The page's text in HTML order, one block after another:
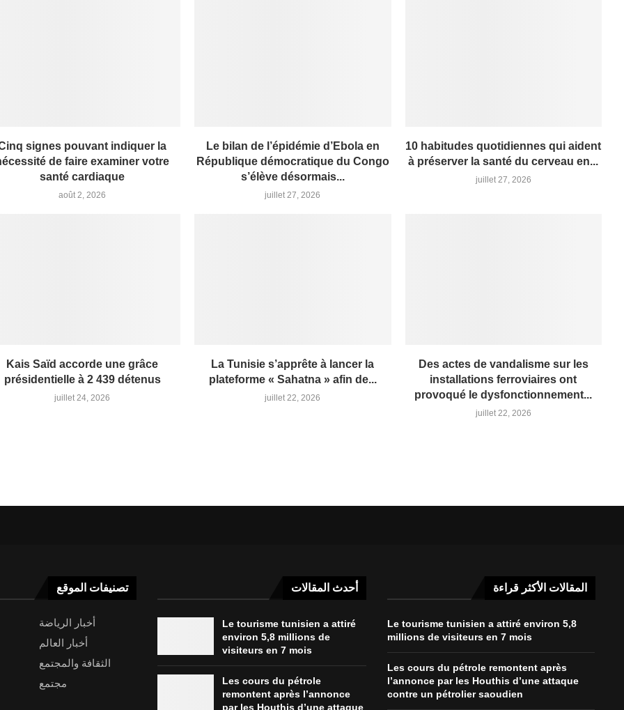
signes pouvant indiquer la
de faire examiner votre
santé cardiaque
août 2, 2026
Le bilan de l’épidémie d’Ebola en
République démocratique du Congo
s’élève désormais...
juillet 27, 2026
10 habitudes quotidiennes qui aident
à préserver la santé du cerveau en...
juillet 27, 2026
Kais Saïd accorde une grâce
présidentielle à 2 439 détenus
juillet 24, 2026
La Tunisie s’apprête à lancer la
plateforme « Sahatna » afin de...
juillet 22, 2026
Des actes de vandalisme sur les
installations ferroviaires ont
provoqué le dysfonctionnement...
juillet 22, 2026
تصنيفات الموقع
أخبار الرياضة
أخبار العالم
الثقافة والمجتمع
مجتمع
أحدث المقالات
Le tourisme tunisien a attiré
environ 5,8 millions de
visiteurs en 7 mois
Les cours du pétrole
remontent après l’annonce
par les Houthis d’une attaque
المقالات الأكثر قراءة
Le tourisme tunisien a attiré environ 5,8
millions de visiteurs en 7 mois
Les cours du pétrole remontent après
l’annonce par les Houthis d’une attaque
contre un pétrolier saoudien